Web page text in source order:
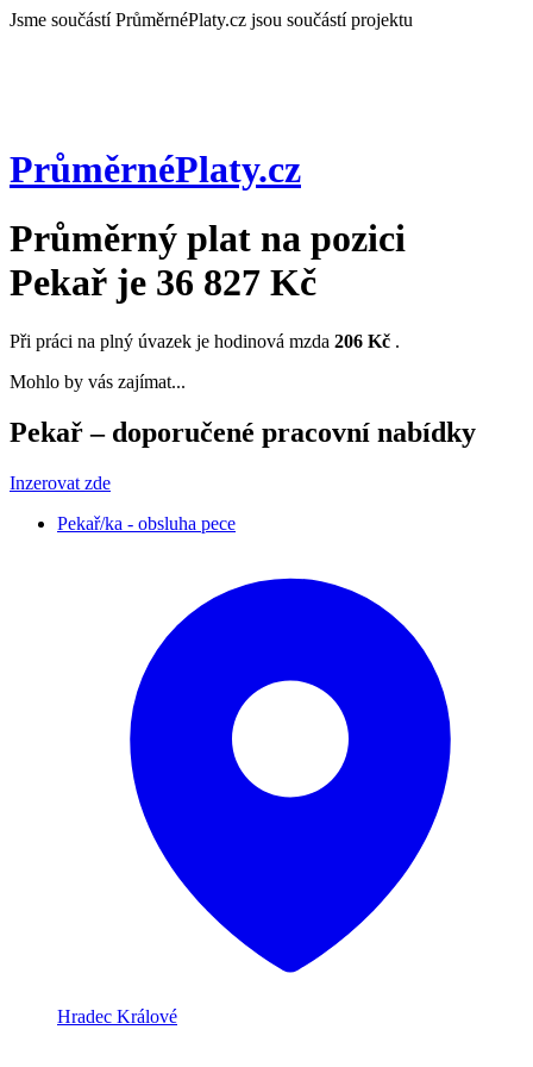
Jsme součástí PrůměrnéPlaty.cz jsou součástí projektu
PrůměrnéPlaty.cz
Průměrný plat na pozici
Pekař je 36 827 Kč
Při práci na plný úvazek je hodinová mzda 206 Kč .
Mohlo by vás zajímat...
Pekař – doporučené pracovní nabídky
Inzerovat zde
Pekař/ka - obsluha pece
Hradec Králové